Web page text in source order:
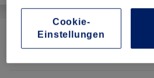
Augenbrauen &
Cookie-
Einstellungen